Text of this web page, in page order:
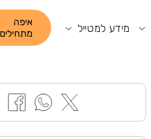
מידע למטייל
איפה
קורא התוכן